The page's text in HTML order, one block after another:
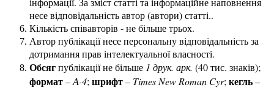
несе відповідальність автор (автори) статті..
Кількість співавторів - не більше трьох.
Автор публікації несе персональну відповідальність за
дотримання прав інтелектуальної власності.
Обсягпублікації не більше 1 друк. арк. (40 тис. знаків);
формат–А-4;шрифт– Times New Roman Cyr;кегль–